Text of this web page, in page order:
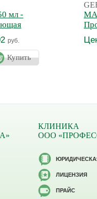
мл -
крем-
руб.
Купить
КЛИНИКА
ООО
ЛИЦЕНЗИЯ
ПРАЙС